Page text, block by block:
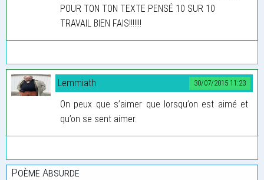
POUR TON TON TEXTE PENSÉ 10 SUR 10
TRAVAIL BIEN FAIS!!!!!!!
30/07/2015 11:23
Lemmiath
On peux que s’aimer que lorsqu’on est aimé et
qu’on se sent aimer.
Poème Absurde